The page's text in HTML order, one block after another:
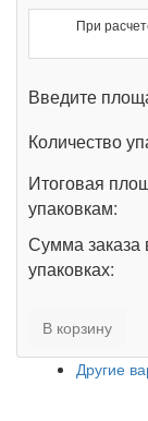
При
Введите
Количество
Итоговая
упаковкам:
Сумма заказа
упаковках:
В корзину
Другие